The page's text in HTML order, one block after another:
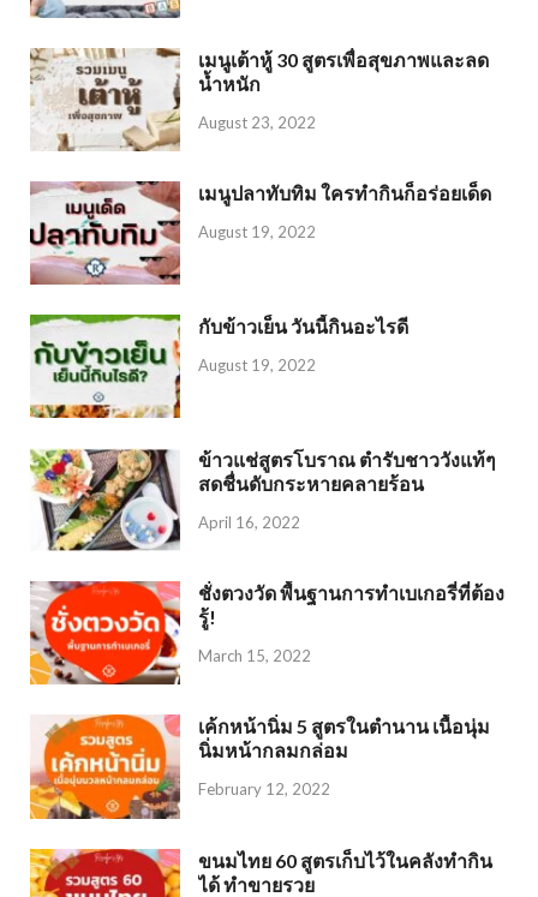
เมนูเต้าหู้ 30 สูตรเพื่อสุขภาพและลด
น้ำหนัก
August 23, 2022
เมนูปลาทับทิม ใครทำกินก็อร่อยเด็ด
August 19, 2022
กับข้าวเย็น วันนี้กินอะไรดี
August 19, 2022
ข้าวแช่สูตรโบราณ ตำรับชาววังแท้ๆ
สดชื่นดับกระหายคลายร้อน
April 16, 2022
ชั่งตวงวัด พื้นฐานการทำเบเกอรี่ที่ต้อง
รู้!
March 15, 2022
เค้กหน้านิ่ม 5 สูตรในตำนาน เนื้อนุ่ม
นิ่มหน้ากลมกล่อม
February 12, 2022
ขนมไทย 60 สูตรเก็บไว้ในคลังทำกิน
ได้ ทำขายรวย